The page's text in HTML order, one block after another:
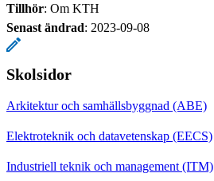
Tillhör: Om KTH
Senast ändrad: 2023-09-08
Skolsidor
Arkitektur och samhällsbyggnad (ABE)
Elektroteknik och datavetenskap (EECS)
Industriell teknik och management (ITM)